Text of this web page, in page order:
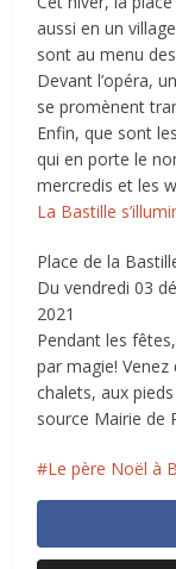
aussi en un
sont au menu
Devant l’opéra,
se promènent
Enfin, que sont
qui en porte le
mercredis et les
La Bastille
Place de la
Du vendredi 03
2021
Pendant les
par magie!
chalets, aux pieds
source Mairie de
Le père Noël à